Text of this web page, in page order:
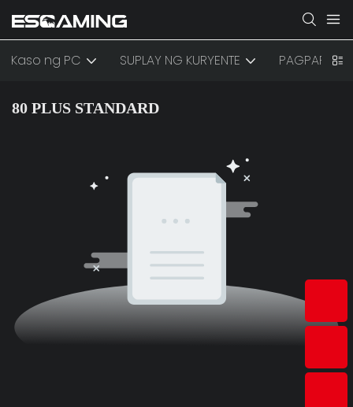
Kaso ng PC SUPLAY NG KURYENTE
80 PLUS STANDARD